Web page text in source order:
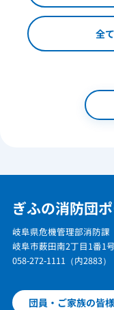
全
ぎふの消防団
岐阜県危機管理部消防課
岐阜市薮田南2丁目1番1号
058-272-1111（内2883）
団員・ご家族の皆